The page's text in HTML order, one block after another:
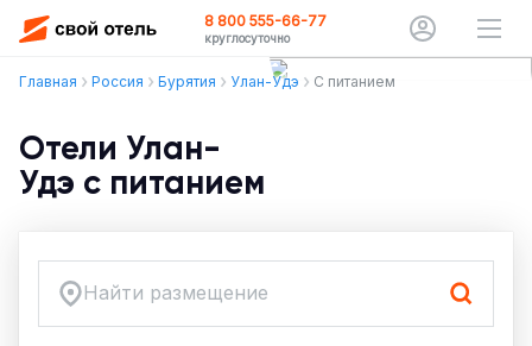
8 800 555-66-77
круглосуточно
Главная Россия Бурятия Улан-Удэ С питанием
Отели Улан-
Удэ с питанием
Найти размещение